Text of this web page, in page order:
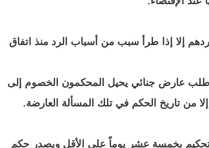
ردهم إلا إذا طرأ سبب من أسباب الرد منذ اتفاق
طلب عارض جنائي يحيل المحكمون الخصوم إلى
من تاريخ الحكم في تلك المسألة العارضة.
بخمسة عشر يوماً على الأقل ويصدر حكم